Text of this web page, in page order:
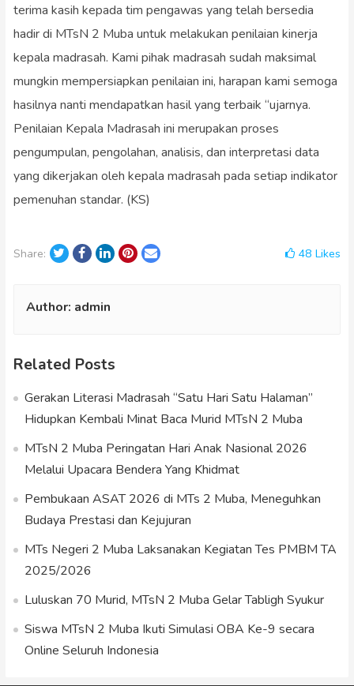
terima kasih kepada tim pengawas yang telah bersedia
hadir di MTsN 2 Muba untuk melakukan penilaian kinerja
kepala madrasah. Kami pihak madrasah sudah maksimal
mungkin mempersiapkan penilaian ini, harapan kami semoga
hasilnya nanti mendapatkan hasil yang terbaik “ujarnya.
Penilaian Kepala Madrasah ini merupakan proses
pengumpulan, pengolahan, analisis, dan interpretasi data
yang dikerjakan oleh kepala madrasah pada setiap indikator
pemenuhan standar. (KS)
Share: TwitterFacebook
LinkedInPinterest
Email 48Likes
Author: admin
Related Posts
Gerakan Literasi Madrasah “Satu Hari Satu Halaman”
Hidupkan Kembali Minat Baca Murid MTsN 2 Muba
MTsN 2 Muba Peringatan Hari Anak Nasional 2026
Melalui Upacara Bendera Yang Khidmat
Pembukaan ASAT 2026 di MTs 2 Muba, Meneguhkan
Budaya Prestasi dan Kejujuran
MTs Negeri 2 Muba Laksanakan Kegiatan Tes PMBM TA
2025/2026
Luluskan 70 Murid, MTsN 2 Muba Gelar Tabligh Syukur
Siswa MTsN 2 Muba Ikuti Simulasi OBA Ke-9 secara
Online Seluruh Indonesia